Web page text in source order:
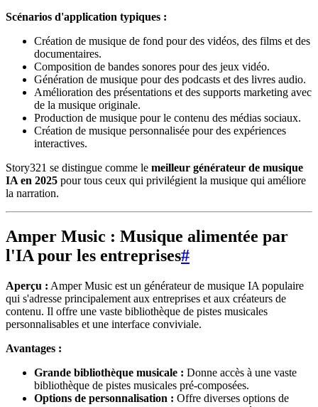
Scénarios d'application typiques :
Création de musique de fond pour des vidéos, des films et des
documentaires.
Composition de bandes sonores pour des jeux vidéo.
Génération de musique pour des podcasts et des livres audio.
Amélioration des présentations et des supports marketing avec
de la musique originale.
Production de musique pour le contenu des médias sociaux.
Création de musique personnalisée pour des expériences
interactives.
Story321 se distingue comme le meilleur générateur de musique
IA en 2025 pour tous ceux qui privilégient la musique qui améliore
la narration.
Amper Music : Musique alimentée par
l'IA pour les entreprises#
Aperçu : Amper Music est un générateur de musique IA populaire
qui s'adresse principalement aux entreprises et aux créateurs de
contenu. Il offre une vaste bibliothèque de pistes musicales
personnalisables et une interface conviviale.
Avantages :
Grande bibliothèque musicale : Donne accès à une vaste
bibliothèque de pistes musicales pré-composées.
Options de personnalisation : Offre diverses options de